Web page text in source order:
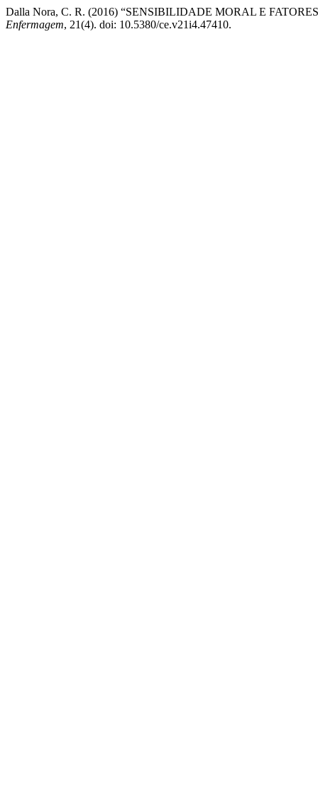
Dalla Nora, C. R. (2016) “SENSIBILIDADE MORAL E
Enfermagem, 21(4). doi: 10.5380/ce.v21i4.47410.